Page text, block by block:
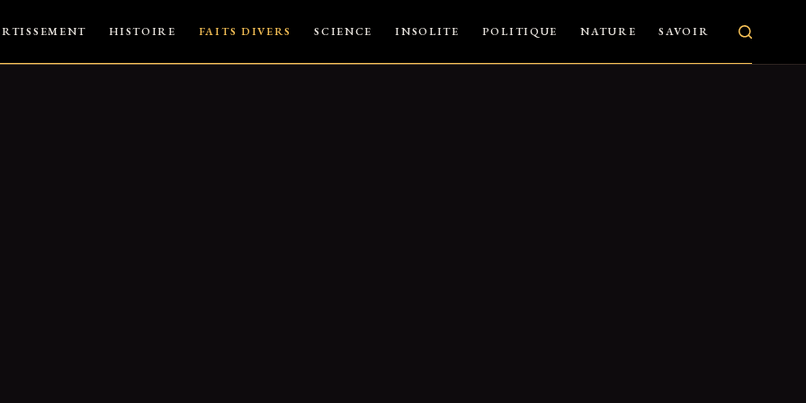
HISTOIRE FAITS DIVERS SCIENCE INSOLITE POLITIQUE NATURE SAVOIR